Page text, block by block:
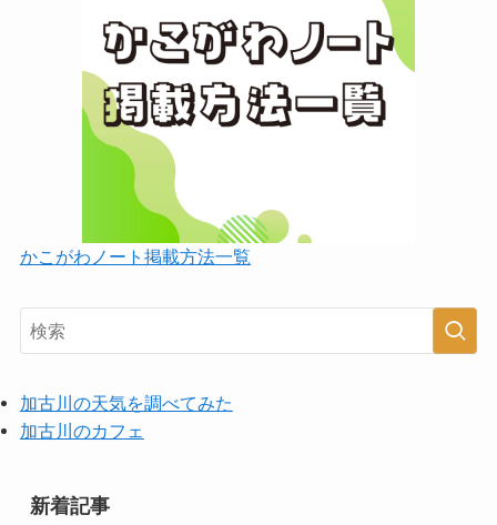
かこがわノート掲載方法一覧
加古川の天気を調べてみた
加古川のカフェ
新着記事